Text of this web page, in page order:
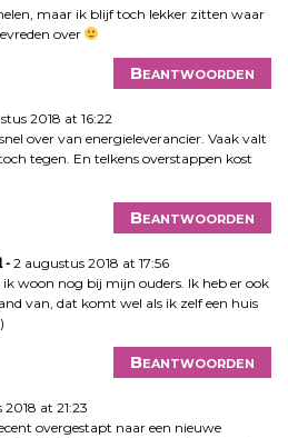
maar ik blijf toch lekker zitten waar
over
Beantwoorden
2018 at 16:22
over van energieleverancier. Vaak valt
tegen. En telkens overstappen kost
Beantwoorden
2 augustus 2018 at 17:56
woon nog bij mijn ouders. Ik heb er ook
van, dat komt wel als ik zelf een huis
Beantwoorden
at 21:23
overgestapt naar een nieuwe